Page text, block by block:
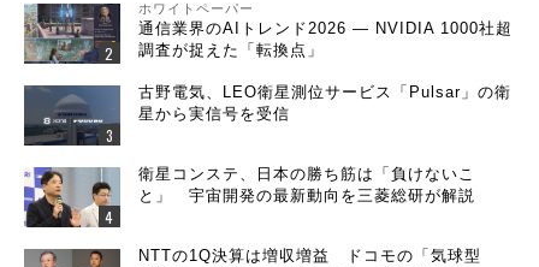
ホワイトペーパー
通信業界のAIトレンド2026 ― NVIDIA 1000社超
調査が捉えた「転換点」
古野電気、LEO衛星測位サービス「Pulsar」の衛
星から実信号を受信
衛星コンステ、日本の勝ち筋は「負けないこ
と」 宇宙開発の最新動向を三菱総研が解説
NTTの1Q決算は増収増益 ドコモの「気球型